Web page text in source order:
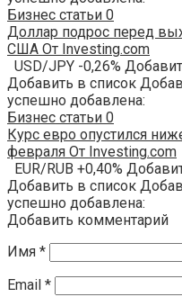
Бизнес статьи 0
Доллар подрос перед
США От Investing.com
USD/JPY -0,26%
Добавить в список
успешно добавлена:
Бизнес статьи 0
Курс евро опустился
февраля От Investing.com
EUR/RUB +0,40%
Добавить в список
успешно добавлена:
Добавить комментарий
Имя *
Email *